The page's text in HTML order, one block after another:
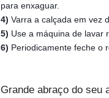
para enxaguar.
4) Varra a calçada em vez
5) Use a máquina de lavar
6) Periodicamente feche o
Grande abraço do seu